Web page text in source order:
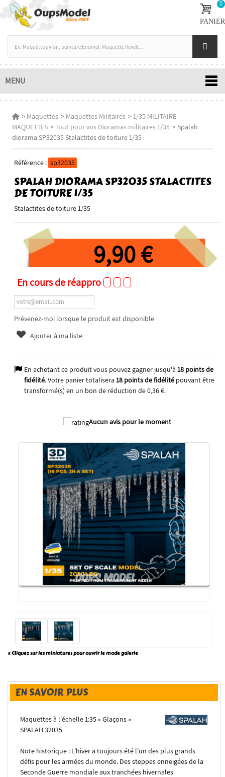
0
PANIER
MENU
> Maquettes > Maquettes Militaires >1/35 MILITAIRE
MAQUETTES >Tout pour vos Dioramas militaires 1/35 > Spalah
diorama SP32035 Stalactites de toiture 1/35
Référence : sp32035
SPALAH DIORAMA SP32035 STALACTITES
DE TOITURE 1/35
Stalactites de toiture 1/35
9,90 €
En cours de réappro
Prévenez-moi lorsque le produit est disponible
Ajouter à ma liste
En achetant ce produit vous pouvez gagner jusqu'à 18points de
fidélité. Votre panier totalisera 18points de fidélitépouvant être
transformé(s) en un bon de réduction de0,36 €.
Aucun avis pour le moment
2026
* Cliquez sur les miniatures pour ouvrir le mode galerie
EN SAVOIR PLUS
Maquettes à l'échelle 1:35 « Glaçons »
SPALAH 32035
Note historique : L'hiver a toujours été l'un des plus grands
défis pour les armées du monde. Des steppes enneigées de la
Seconde Guerre mondiale aux tranchées hivernales